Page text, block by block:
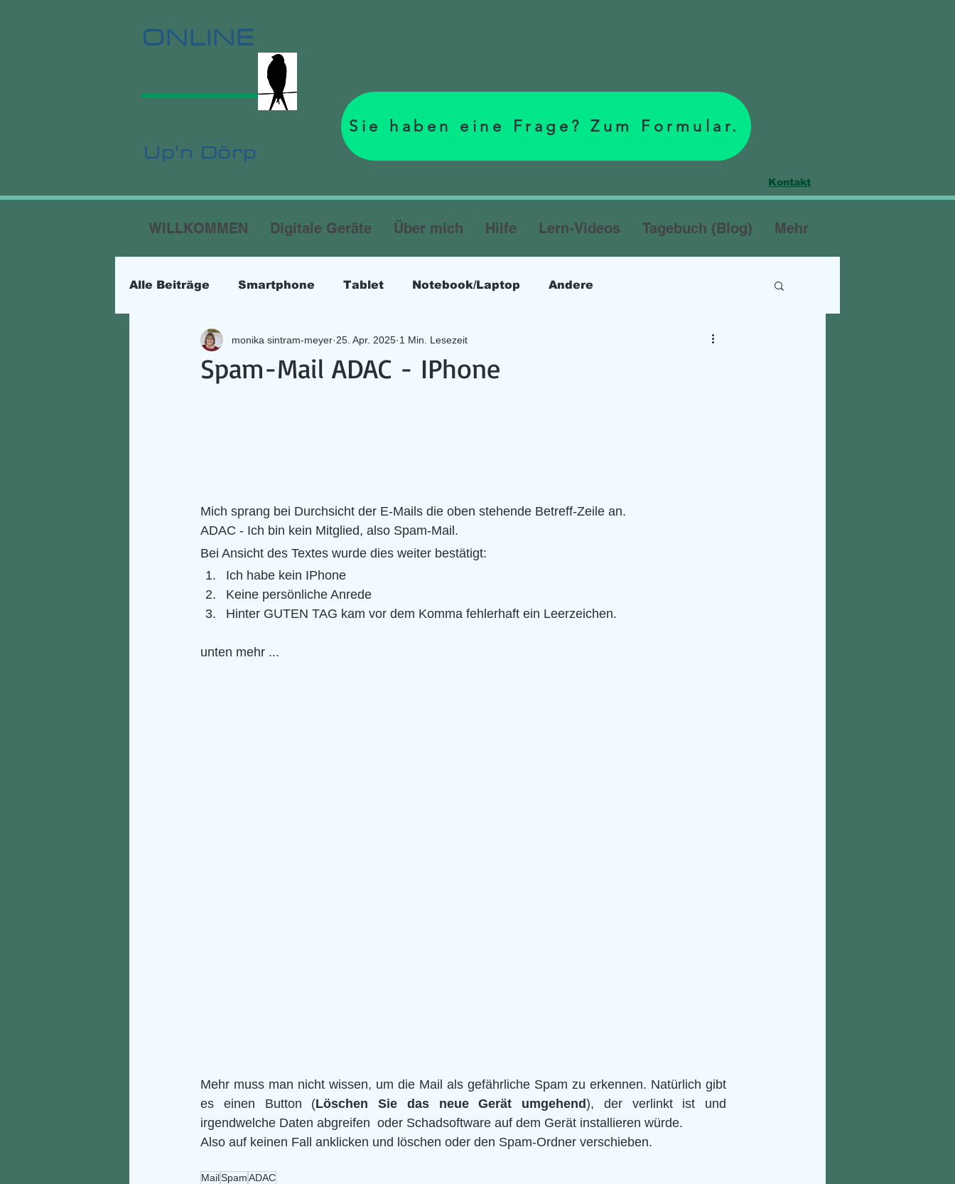
ONLINE
Up'n Dörp
Sie haben eine Frage? Zum Formular.
Kontakt
WILLKOMMEN Digitale Geräte Über mich Hilfe Lern-Videos Tagebuch (Blog) Mehr
Alle Beiträge Smartphone Tablet Notebook/Laptop Andere
Spam-Mail ADAC - IPhone
monika sintram-meyer 25. Apr. 2025 1 Min. Lesezeit
Mich sprang bei Durchsicht der E-Mails die oben stehende Betreff-Zeile an.
ADAC - Ich bin kein Mitglied, also Spam-Mail.
Bei Ansicht des Textes wurde dies weiter bestätigt:
Ich habe kein IPhone
Keine persönliche Anrede
Hinter GUTEN TAG kam vor dem Komma fehlerhaft ein Leerzeichen.
unten mehr ...
Mehr muss man nicht wissen, um die Mail als gefährliche Spam zu erkennen. Natürlich gibt
es einen Button (Löschen Sie das neue Gerät umgehend), der verlinkt ist und
irgendwelche Daten abgreifen  oder Schadsoftware auf dem Gerät installieren würde.
Also auf keinen Fall anklicken und löschen oder den Spam-Ordner verschieben.
MailSpamADAC